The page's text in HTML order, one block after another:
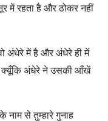
में रहता है और ठोकर नहीं
अंधेरे में है और अंधेरे ही में
क्यूँकि अंधेरे ने उसकी आँखें
नाम से तुम्हारे गुनाह